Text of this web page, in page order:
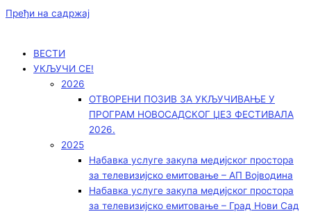
Пређи на садржај
ВЕСТИ
УКЉУЧИ СЕ!
2026
ОТВОРЕНИ ПОЗИВ ЗА УКЉУЧИВАЊЕ У
ПРОГРАМ НОВОСАДСКОГ ЏЕЗ ФЕСТИВАЛА
2026.
2025
Набавка услуге закупа медијског простора
за телевизијско емитовање – АП Војводинa
Набавка услуге закупа медијског простора
за телевизијско емитовање – Град Нови Сад